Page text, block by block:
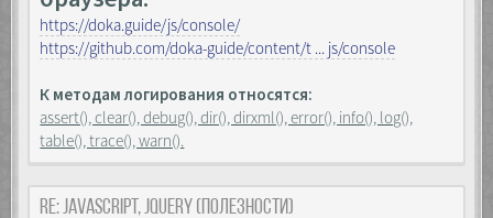
https://doka.guide/js/console/
https://github.com/doka-guide/content/t ... js/console
К методам логирования относятся:
assert(), clear(), debug(), dir(), dirxml(), error(), info(), log(),
table(), trace(), warn().
Re: JavaScript, Jquery (полезности)